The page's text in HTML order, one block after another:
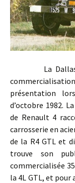
La Dallas est
présentation
d’octobre 1982.
de Renault 4
carrosserie en
de la R4 GTL et
trouve son
commercialisée
la 4L GTL, et pour